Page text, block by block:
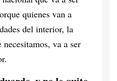
quienes van a
del interior, la
va a ser